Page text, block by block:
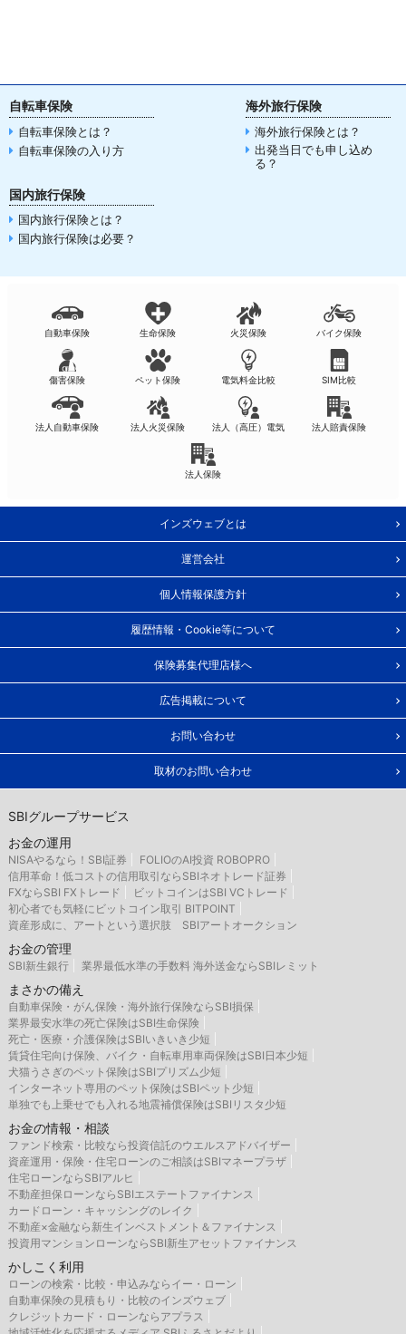
自転車保険
自転車保険とは？
自転車保険の入り方
海外旅行保険
海外旅行保険とは？
出発当日でも申し込め
る？
国内旅行保険
国内旅行保険とは？
国内旅行保険は必要？
自動車保険 生命保険 火災保険 バイク保険
傷害保険 ペット保険 電気料金比較 SIM比較
法人自動車保険 法人火災保険 法人（高圧）電気 法人賠責保険
法人保険
インズウェブとは
運営会社
個人情報保護方針
履歴情報・Cookie等について
保険募集代理店様へ
広告掲載について
お問い合わせ
取材のお問い合わせ
SBIグループサービス
お金の運用
NISAやるなら！SBI証券
FOLIOのAI投資 ROBOPRO
信用革命！低コストの信用取引ならSBIネオトレード証券
FXならSBI FXトレード
ビットコインはSBI VCトレード
初心者でも気軽にビットコイン取引 BITPOINT
資産形成に、アートという選択肢 SBIアートオークション
お金の管理
SBI新生銀行 業界最低水準の手数料 海外送金ならSBIレミット
まさかの備え
自動車保険・がん保険・海外旅行保険ならSBI損保
業界最安水準の死亡保険はSBI生命保険
死亡・医療・介護保険はSBIいきいき少短
賃貸住宅向け保険、バイク・自転車用車両保険はSBI日本少短
犬猫うさぎのペット保険はSBIプリズム少短
インターネット専用のペット保険はSBIペット少短
単独でも上乗せでも入れる地震補償保険はSBIリスタ少短
お金の情報・相談
ファンド検索・比較なら投資信託のウエルスアドバイザー
資産運用・保険・住宅ローンのご相談はSBIマネープラザ
住宅ローンならSBIアルヒ
不動産担保ローンならSBIエステートファイナンス
カードローン・キャッシングのレイク
不動産×金融なら新生インベストメント＆ファイナンス
投資用マンションローンならSBI新生アセットファイナンス
かしこく利用
ローンの検索・比較・申込みならイー・ローン
自動車保険の見積もり・比較のインズウェブ
クレジットカード・ローンならアプラス